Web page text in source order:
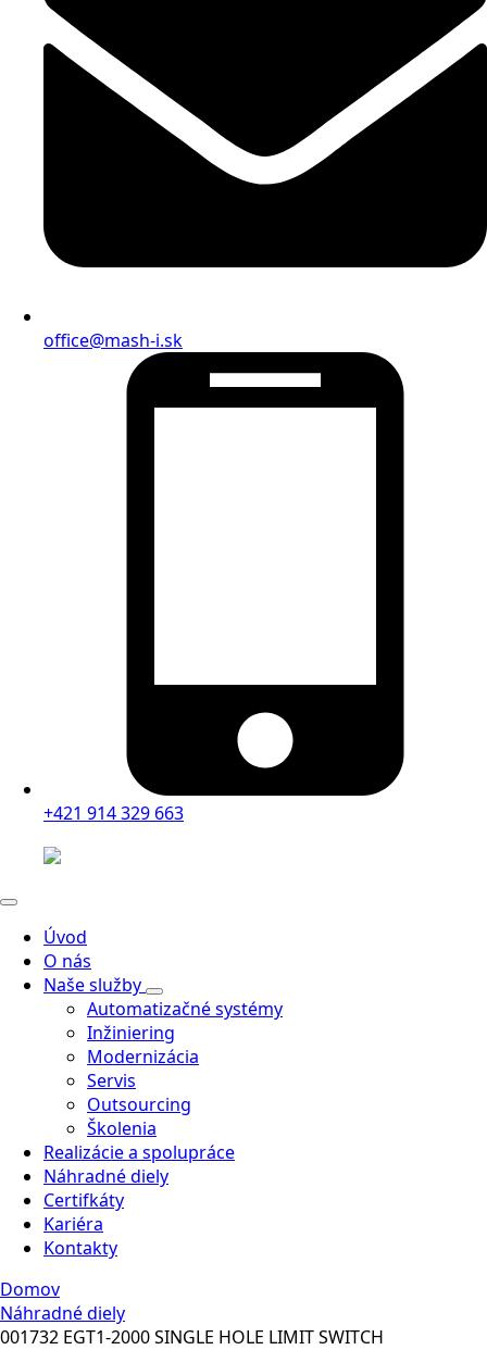
office@mash-i.sk
+421 914 329 663
Úvod
O nás
Naše služby
Automatizačné systémy
Inžiniering
Modernizácia
Servis
Outsourcing
Školenia
Realizácie a spolupráce
Náhradné diely
Certifkáty
Kariéra
Kontakty
Domov
Náhradné diely
001732 EGT1-2000 SINGLE HOLE LIMIT SWITCH